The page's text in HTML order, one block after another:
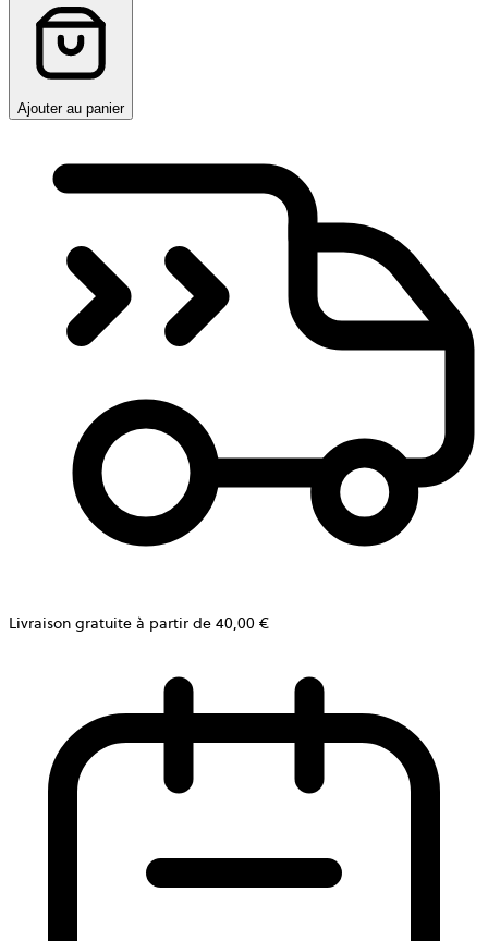
Ajouter au panier
Livraison gratuite à partir de 40,00 €